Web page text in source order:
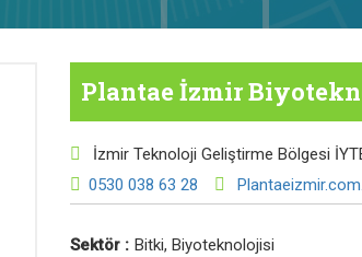
Plantae İzmir
İzmir Teknoloji Geliştirme Bölgesi
0530 038 63 28
Sektör : Bitki, Biyoteknolojisi